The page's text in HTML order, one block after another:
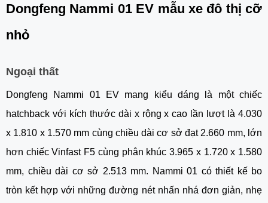
Dongfeng Nammi 01 EV mẫu xe đô thị cỡ
nhỏ
Ngoại thất
Dongfeng Nammi 01 EV mang kiểu dáng là một chiếc
hatchback với kích thước dài x rộng x cao lần lượt là 4.030
x 1.810 x 1.570 mm cùng chiều dài cơ sở đạt 2.660 mm, lớn
hơn chiếc Vinfast F5 cùng phân khúc 3.965 x 1.720 x 1.580
mm, chiều dài cơ sở 2.513 mm. Nammi 01 có thiết kế bo
tròn kết hợp với những đường nét nhấn nhá đơn giản, nhẹ